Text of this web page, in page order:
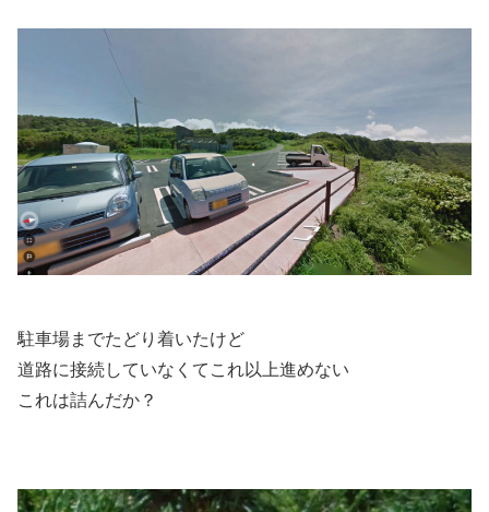
駐車場までたどり着いたけど
道路に接続していなくてこれ以上進めない
これは詰んだか？